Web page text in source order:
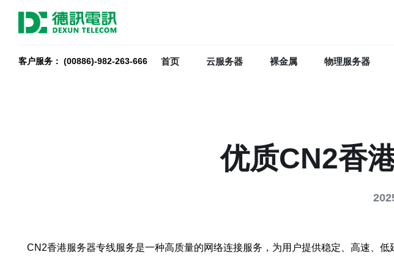
客户服务： (00886)-982-263-666 首页 云服务器 裸金属 物理服务器
优质CN2香
CN2香港服务器专线服务是一种高质量的网络连接服务，为用户提供稳定、高速、